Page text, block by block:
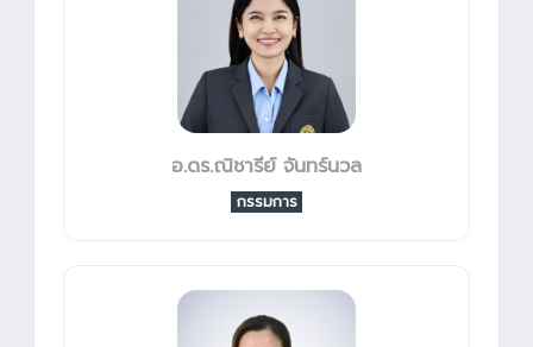
อ.ดร.ณิชารีย์ จันทร์นวล
กรรมการ